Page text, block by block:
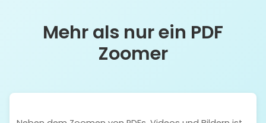
Mehr als nur ein PDF
Zoomer